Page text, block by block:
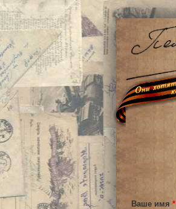
Ваше имя *